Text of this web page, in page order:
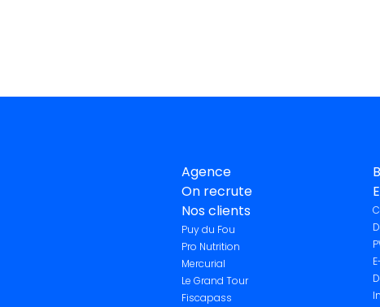
Agence
On recrute
Nos clients
Puy du Fou
Pro Nutrition
Mercurial
Le Grand Tour
Fiscapass